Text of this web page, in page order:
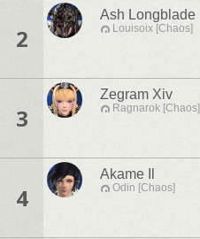
2
Ash Longblade
Louisoix [Chaos]
3
Zegram Xiv
Ragnarok [Chaos]
4
Akame Il
Odin [Chaos]